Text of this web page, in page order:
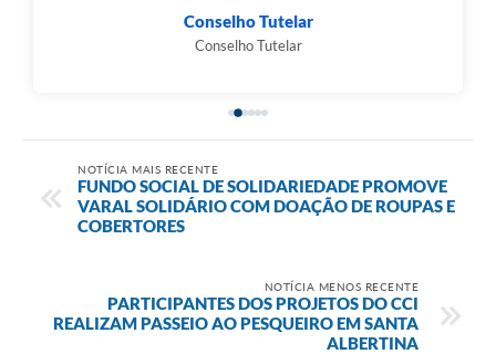
Conselho Tutelar
Conselho Tutelar
NOTÍCIA MAIS RECENTE
FUNDO SOCIAL DE SOLIDARIEDADE PROMOVE
VARAL SOLIDÁRIO COM DOAÇÃO DE ROUPAS E
COBERTORES
NOTÍCIA MENOS RECENTE
PARTICIPANTES DOS PROJETOS DO CCI
REALIZAM PASSEIO AO PESQUEIRO EM SANTA
ALBERTINA